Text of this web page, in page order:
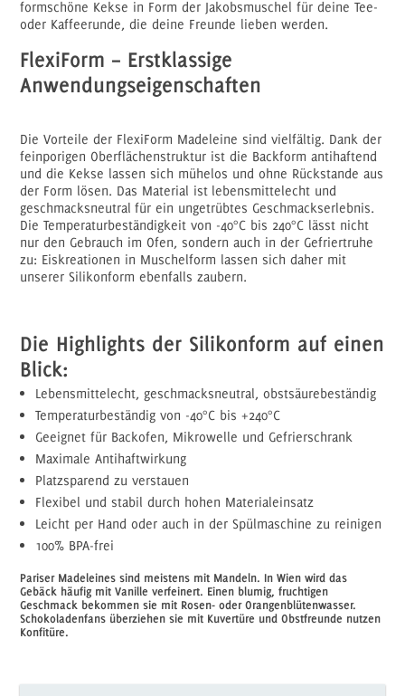
formschöne Kekse in Form der Jakobsmuschel für deine Tee-
oder Kaffeerunde, die deine Freunde lieben werden.
FlexiForm – Erstklassige
Anwendungseigenschaften
Die Vorteile der FlexiForm Madeleine sind vielfältig. Dank der
feinporigen Oberflächenstruktur ist die Backform antihaftend
und die Kekse lassen sich mühelos und ohne Rückstande aus
der Form lösen. Das Material ist lebensmittelecht und
geschmacksneutral für ein ungetrübtes Geschmackserlebnis.
Die Temperaturbeständigkeit von -40°C bis 240°C lässt nicht
nur den Gebrauch im Ofen, sondern auch in der Gefriertruhe
zu: Eiskreationen in Muschelform lassen sich daher mit
unserer Silikonform ebenfalls zaubern.
Die Highlights der Silikonform auf einen
Blick:
Lebensmittelecht, geschmacksneutral, obstsäurebeständig
Temperaturbeständig von -40°C bis +240°C
Geeignet für Backofen, Mikrowelle und Gefrierschrank
Maximale Antihaftwirkung
Platzsparend zu verstauen
Flexibel und stabil durch hohen Materialeinsatz
Leicht per Hand oder auch in der Spülmaschine zu reinigen
100% BPA-frei
Pariser Madeleines sind meistens mit Mandeln. In Wien wird das
Gebäck häufig mit Vanille verfeinert. Einen blumig, fruchtigen
Geschmack bekommen sie mit Rosen- oder Orangenblütenwasser.
Schokoladenfans überziehen sie mit Kuvertüre und Obstfreunde nutzen
Konfitüre.